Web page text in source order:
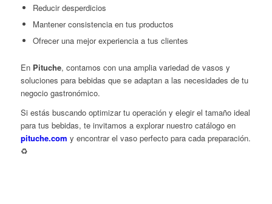
Reducir desperdicios
Mantener consistencia en tus productos
Ofrecer una mejor experiencia a tus clientes
En Pituche, contamos con una amplia variedad de vasos y
soluciones para bebidas que se adaptan a las necesidades de tu
negocio gastronómico.
Si estás buscando optimizar tu operación y elegir el tamaño ideal
para tus bebidas, te invitamos a explorar nuestro catálogo en
pituche.com y encontrar el vaso perfecto para cada preparación.
♻️